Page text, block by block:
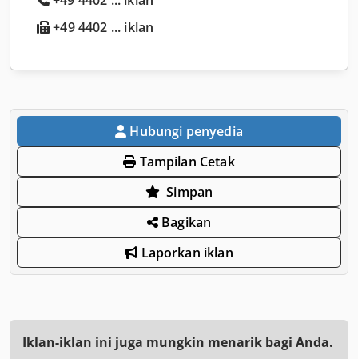
+49 4402 ... iklan
Hubungi penyedia
Tampilan Cetak
Simpan
Bagikan
Laporkan iklan
Iklan-iklan ini juga mungkin menarik bagi Anda.